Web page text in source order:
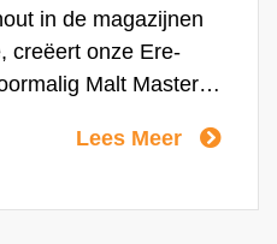
in de magazijnen
creëert onze Ere-
Malt Master
karakter.
Lees Meer